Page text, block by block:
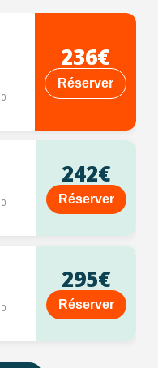
236€
Réserver
242€
Réserver
295€
Réserver